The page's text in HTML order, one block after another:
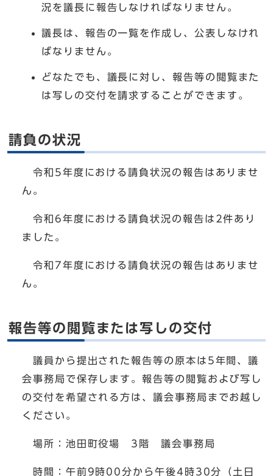
況を議長に報告しなければなりません。
議長は、報告の一覧を作成し、公表しなけれ
ばなりません。
どなたでも、議長に対し、報告等の閲覧また
は写しの交付を請求することができます。
請負の状況
令和5年度における請負状況の報告はありませ
ん。
令和6年度における請負状況の報告は2件あり
ました。
令和7年度における請負状況の報告はありませ
ん。
報告等の閲覧または写しの交付
議員から提出された報告等の原本は5年間、議
会事務局で保存します。報告等の閲覧および写し
の交付を希望される方は、議会事務局までお越し
ください。
場所：池田町役場 3階 議会事務局
時間：午前9時00分から午後4時30分（土日